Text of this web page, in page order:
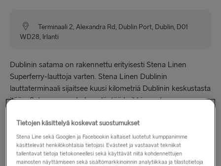
Terminaali 2, Alexandra Rd, Dublin Port, Dublin, D01
WD28, Irlanti
Dublinin satama on rakennettu erityisesti Stena Linen
Superferry-lauttoja varten. Stena Linen Dublinin
lauttaterminaali sijaitsee kuusi kilometriä Dublinin keskustasta
itään. Satamaan on helppo löytää kaikkien satamaan
ansiosta.
Aukioloajat
Tietojen käsittelyä koskevat suostumukset
Stena Line sekä Googlen ja Facebookin kaltaiset luotetut kumppanimme
käsittelevät henkilökohtaisia tietojasi. Evästeet ja vastaavat tekniikat
tallentavat tietoja tietokoneellesi sekä käyttävät niitä kohdennettujen
mainosten näyttämiseen sekä sisältömarkkinoinnin analytiikkaa ja tilastotietoja